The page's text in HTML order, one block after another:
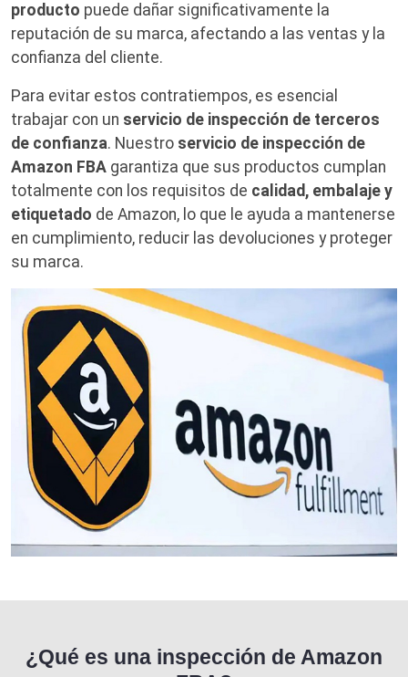
producto puede dañar significativamente la
reputación de su marca, afectando a las ventas y la
confianza del cliente.
Para evitar estos contratiempos, es esencial
trabajar con un servicio de inspección de terceros
de confianza. Nuestro servicio de inspección de
Amazon FBA garantiza que sus productos cumplan
totalmente con los requisitos de calidad, embalaje y
etiquetado de Amazon, lo que le ayuda a mantenerse
en cumplimiento, reducir las devoluciones y proteger
su marca.
¿Qué es una inspección de Amazon